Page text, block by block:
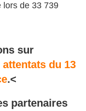
lors de 33 739
sur
attentats du 13
.<
partenaires